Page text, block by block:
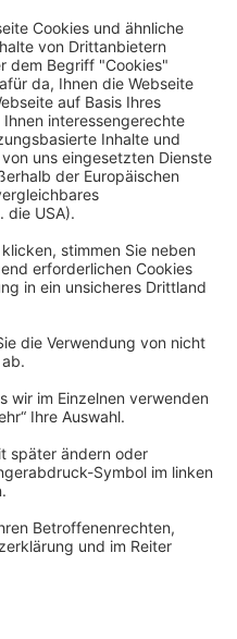
Angebote.